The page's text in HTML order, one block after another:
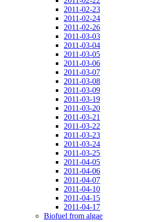
2011-02-23
2011-02-24
2011-02-26
2011-03-03
2011-03-04
2011-03-05
2011-03-06
2011-03-07
2011-03-08
2011-03-09
2011-03-19
2011-03-20
2011-03-21
2011-03-22
2011-03-23
2011-03-24
2011-03-25
2011-04-05
2011-04-06
2011-04-07
2011-04-10
2011-04-15
2011-04-17
Biofuel from algae